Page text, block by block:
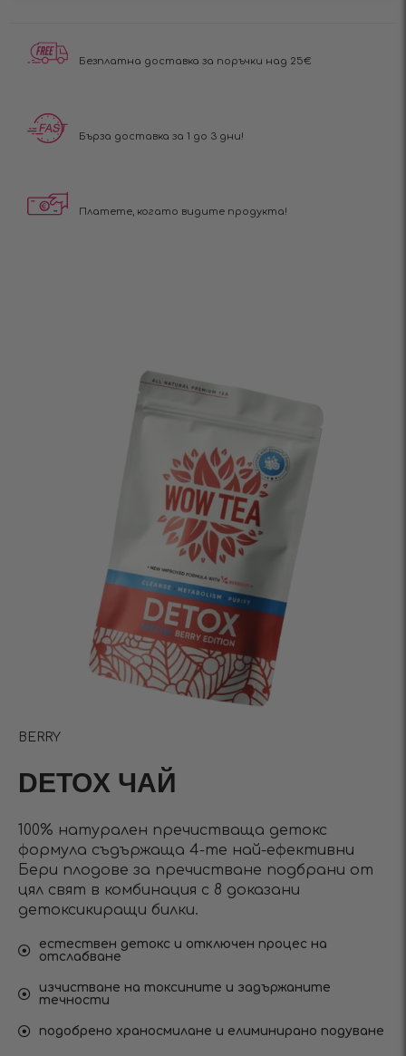
Безплатна доставка за поръчки над 25€
Бърза доставка за 1 до 3 дни!
Платете, когато видите продукта!
BERRY
DETOX ЧАЙ
100% натурален пречистваща детокс
формула съдържаща 4-те най-ефективни
Бери плодове за пречистване подбрани от
цял свят в комбинация с 8 доказани
детоксикиращи билки.
естествен детокс и отключен процес на
отслабване
изчистване на токсините и задържаните
течности
подобрено храносмилане и елиминирано подуване